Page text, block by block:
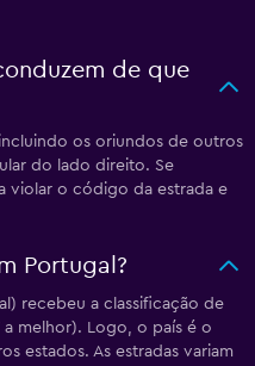
de que
os oriundos de outros
do lado direito. Se
violar o código da estrada e
Portugal?
recebeu a classificação de
a melhor). Logo, o país é o
estados. As estradas variam